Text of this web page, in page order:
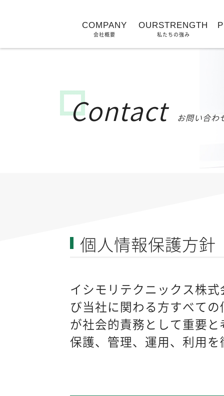
COMPANY
会社概要
OURSTRENGTH
私たちの強み
Contact お問い合わ
個人情報保護方針
イシモリテクニックス株
び当社に関わる方すべて
が社会的責務として重要
保護、管理、運用、利用